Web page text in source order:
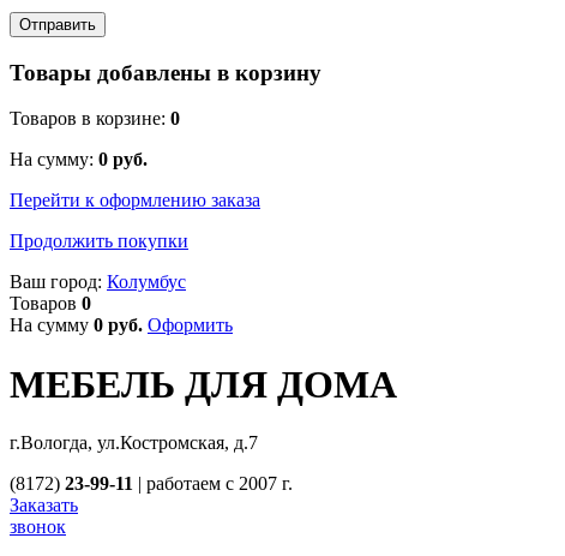
Товары добавлены в корзину
Товаров в корзине: 0
На сумму: 0 руб.
Перейти к оформлению заказа
Продолжить покупки
Ваш город: Колумбус
Товаров 0
На сумму 0 руб. Оформить
МЕБЕЛЬ ДЛЯ ДОМА
г.Вологда, ул.Костромская, д.7
(8172) 23-99-11 | работаем с 2007 г.
Заказать
звонок